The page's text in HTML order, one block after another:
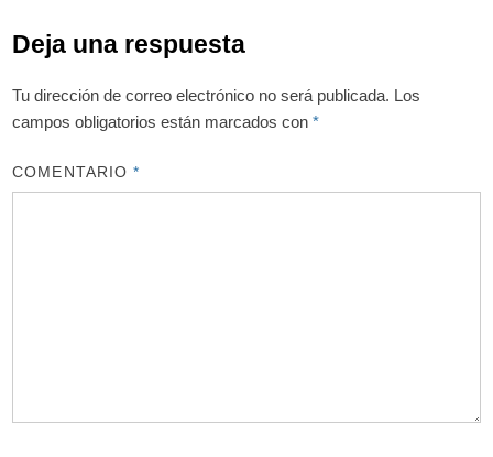
Deja una respuesta
Tu dirección de correo electrónico no será publicada. Los
campos obligatorios están marcados con*
COMENTARIO*